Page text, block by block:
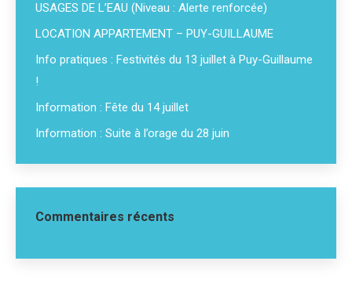
USAGES DE L’EAU (Niveau : Alerte renforcée)
LOCATION APPARTEMENT – PUY-GUILLAUME
Info pratiques : Festivités du 13 juillet à Puy-Guillaume
!
Information : Fête du 14 juillet
Information : Suite à l’orage du 28 juin
Commentaires récents